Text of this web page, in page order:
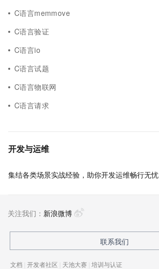
C语言memmove
C语言验证
C语言io
C语言试题
C语言物联网
C语言请求
开发与运维
集结各类场景实战经验，助你开发运维畅行无忧
关注我们： 新浪微博
联系我们
文档 | 开发者社区 | 天池大赛 | 培训与认证